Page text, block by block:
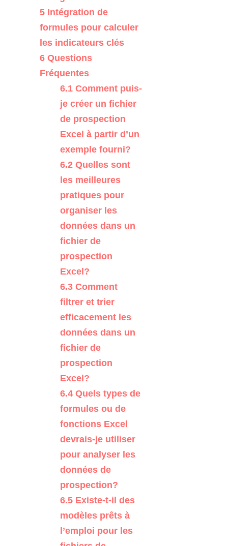
5 Intégration de
formules pour calculer
les indicateurs clés
6 Questions
Fréquentes
6.1 Comment puis-
je créer un fichier
de prospection
Excel à partir d’un
exemple fourni?
6.2 Quelles sont
les meilleures
pratiques pour
organiser les
données dans un
fichier de
prospection
Excel?
6.3 Comment
filtrer et trier
efficacement les
données dans un
fichier de
prospection
Excel?
6.4 Quels types de
formules ou de
fonctions Excel
devrais-je utiliser
pour analyser les
données de
prospection?
6.5 Existe-t-il des
modèles prêts à
l’emploi pour les